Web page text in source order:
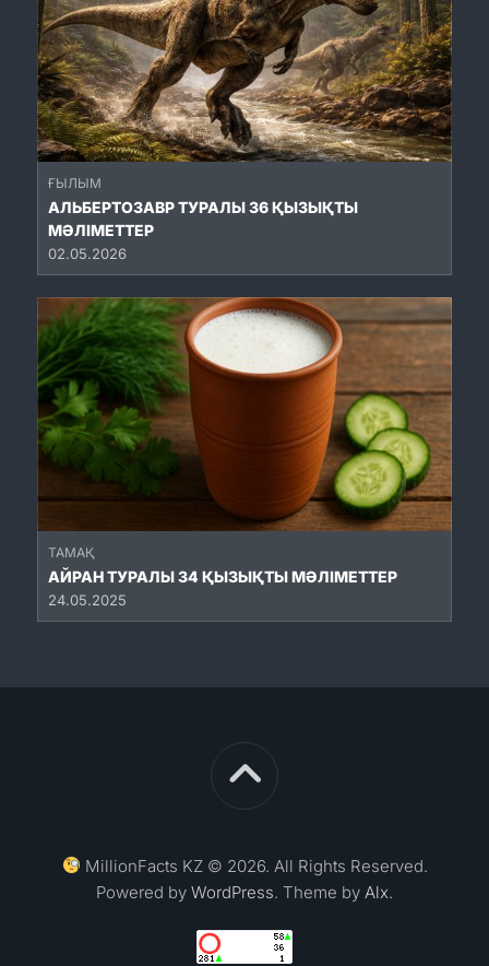
ҒЫЛЫМ
АЛЬБЕРТОЗАВР ТУРАЛЫ 36 ҚЫЗЫҚТЫ
МӘЛІМЕТТЕР
02.05.2026
ТАМАҚ
АЙРАН ТУРАЛЫ 34 ҚЫЗЫҚТЫ МӘЛІМЕТТЕР
24.05.2025
MillionFacts KZ © 2026. All Rights Reserved.
Powered by WordPress. Theme by Alx.